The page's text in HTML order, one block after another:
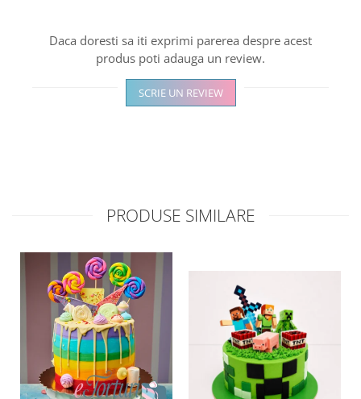
Daca doresti sa iti exprimi parerea despre acest
produs poti adauga un review.
SCRIE UN REVIEW
PRODUSE SIMILARE